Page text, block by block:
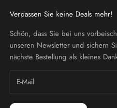
Verpassen Sie keine Deals mehr!
Schön, dass Sie bei uns
unseren Newsletter und sichern
nächste Bestellung als kleines